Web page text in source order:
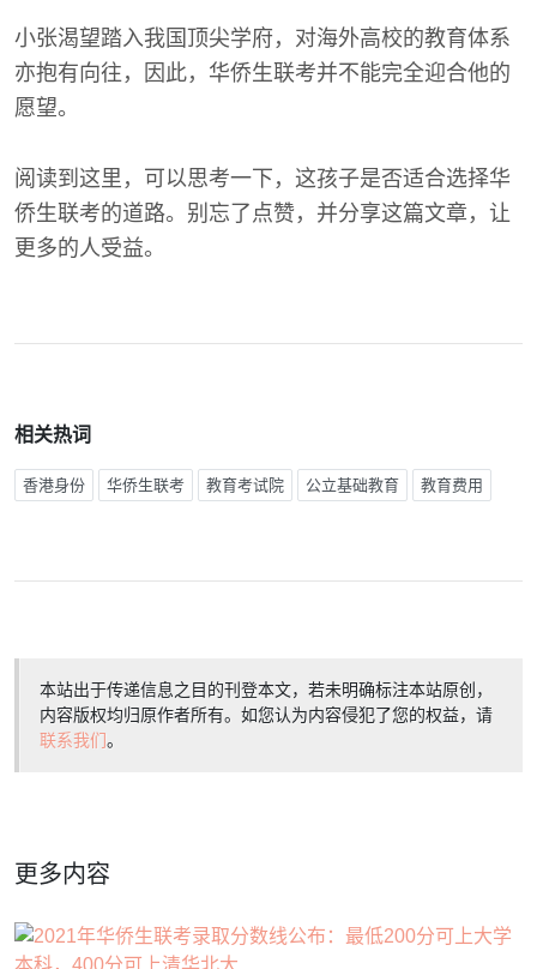
小张渴望踏入我国顶尖学府，对海外高校的教育体系
亦抱有向往，因此，华侨生联考并不能完全迎合他的
愿望。
阅读到这里，可以思考一下，这孩子是否适合选择华
侨生联考的道路。别忘了点赞，并分享这篇文章，让
更多的人受益。
相关热词
香港身份 华侨生联考 教育考试院 公立基础教育 教育费用
本站出于传递信息之目的刊登本文，若未明确标注本站原创，
内容版权均归原作者所有。如您认为内容侵犯了您的权益，请
联系我们。
更多内容